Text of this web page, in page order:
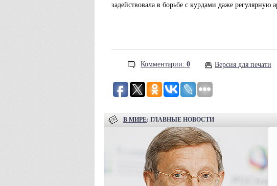
задействовала в борьбе с курдами даже регулярную
Комментарии: 0 Версия для печати
В МИРЕ: ГЛАВНЫЕ НОВОСТИ